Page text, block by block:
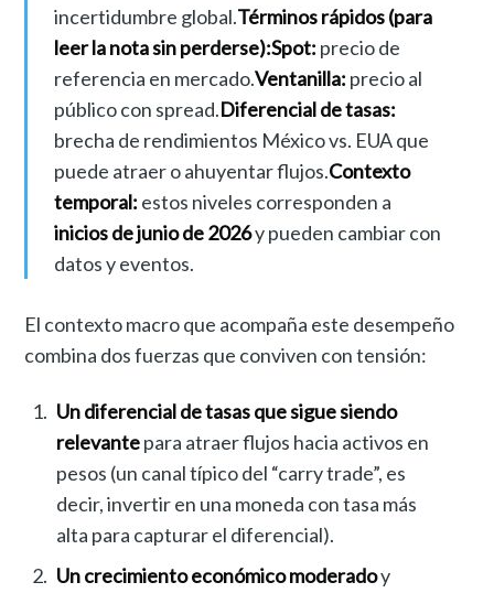
incertidumbre global.Términos rápidos (para
leer la nota sin perderse):Spot: precio de
referencia en mercado.Ventanilla: precio al
público con spread.Diferencial de tasas:
brecha de rendimientos México vs. EUA que
puede atraer o ahuyentar flujos.Contexto
temporal: estos niveles corresponden a
inicios de junio de 2026y pueden cambiar con
datos y eventos.
El contexto macro que acompaña este desempeño
combina dos fuerzas que conviven con tensión:
Un diferencial de tasas que sigue siendo
relevantepara atraer flujos hacia activos en
pesos (un canal típico del “carry trade”, es
decir, invertir en una moneda con tasa más
alta para capturar el diferencial).
Un crecimiento económico moderadoy